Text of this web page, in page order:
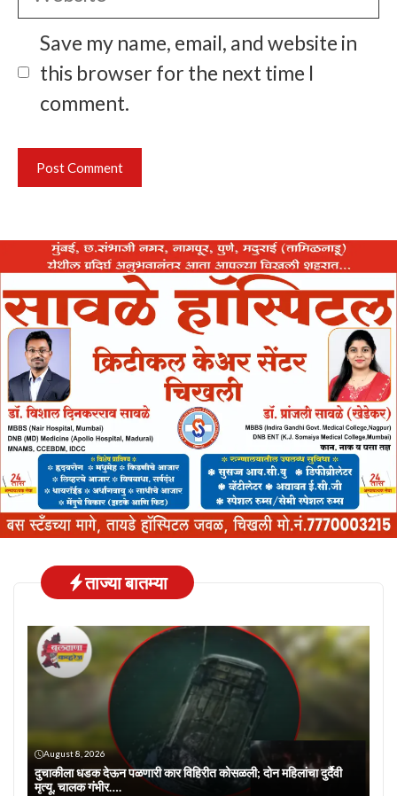
Save my name, email, and website in
this browser for the next time I
comment.
ताज्या बातम्या
August 8, 2026
दुचाकीला धडक देऊन पळणारी कार विहिरीत कोसळली; दोन महिलांचा दुर्दैवी
मृत्यू, चालक गंभीर….